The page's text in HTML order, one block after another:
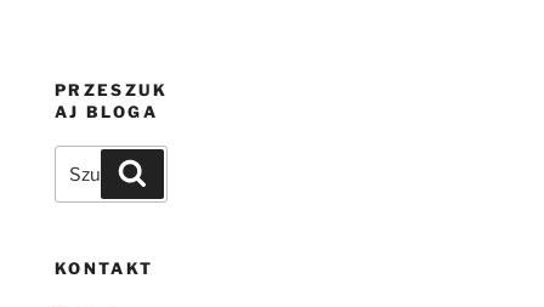
PRZESZUK
AJ BLOGA
Szukaj:
KONTAKT